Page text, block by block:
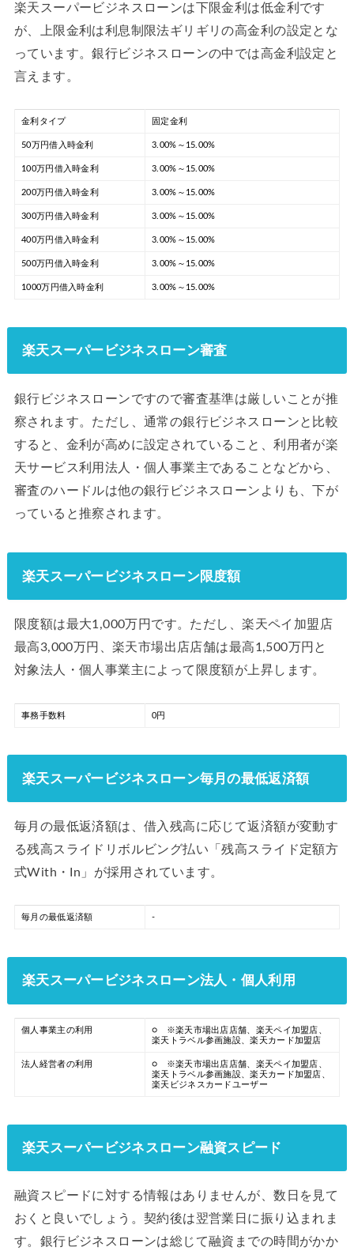
楽天スーパービジネスローンは下限金利は低金利です
が、上限金利は利息制限法ギリギリの高金利の設定とな
っています。銀行ビジネスローンの中では高金利設定と
言えます。
金利タイプ 固定金利
50万円借入時金利 3.00%～15.00%
100万円借入時金利 3.00%～15.00%
200万円借入時金利 3.00%～15.00%
300万円借入時金利 3.00%～15.00%
400万円借入時金利 3.00%～15.00%
500万円借入時金利 3.00%～15.00%
1000万円借入時金利 3.00%～15.00%
楽天スーパービジネスローン審査
銀行ビジネスローンですので審査基準は厳しいことが推
察されます。ただし、通常の銀行ビジネスローンと比較
すると、金利が高めに設定されていること、利用者が楽
天サービス利用法人・個人事業主であることなどから、
審査のハードルは他の銀行ビジネスローンよりも、下が
っていると推察されます。
楽天スーパービジネスローン限度額
限度額は最大1,000万円です。ただし、楽天ペイ加盟店
最高3,000万円、楽天市場出店店舗は最高1,500万円と
対象法人・個人事業主によって限度額が上昇します。
事務手数料 0円
楽天スーパービジネスローン毎月の最低返済額
毎月の最低返済額は、借入残高に応じて返済額が変動す
る残高スライドリボルビング払い「残高スライド定額方
式With・In」が採用されています。
毎月の最低返済額 -
楽天スーパービジネスローン法人・個人利用
個人事業主の利用
○ ※楽天市場出店店舗、楽天ペイ加盟店、
楽天トラベル参画施設、楽天カード加盟店
法人経営者の利用
○ ※楽天市場出店店舗、楽天ペイ加盟店、
楽天トラベル参画施設、楽天カード加盟店、
楽天ビジネスカードユーザー
楽天スーパービジネスローン融資スピード
融資スピードに対する情報はありませんが、数日を見て
おくと良いでしょう。契約後は翌営業日に振り込まれま
す。銀行ビジネスローンは総じて融資までの時間がかか